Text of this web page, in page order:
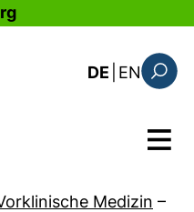
zum Inhalt
DE EN: the
Menü
Medizin –